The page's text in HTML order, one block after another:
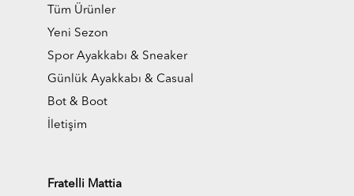
Tüm Ürünler
Yeni Sezon
Spor Ayakkabı & Sneaker
Günlük Ayakkabı & Casual
Bot & Boot
İletişim
Fratelli Mattia